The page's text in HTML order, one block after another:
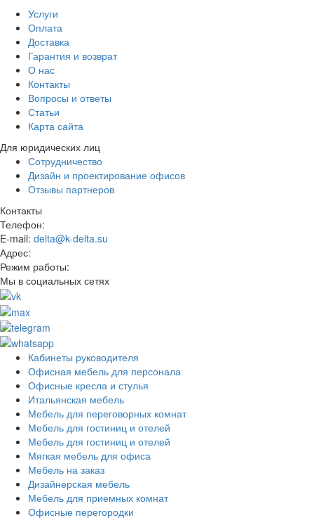
Услуги
Оплата
Доставка
Гарантия и возврат
О нас
Контакты
Вопросы и ответы
Статьи
Карта сайта
Для юридических лиц
Сотрудничество
Дизайн и проектирование офисов
Отзывы партнеров
Контакты
Телефон:
E-mail: delta@k-delta.su
Адрес:
Режим работы:
Мы в социальных сетях
Кабинеты руководителя
Офисная мебель для персонала
Офисные кресла и стулья
Итальянская мебель
Мебель для переговорных комнат
Мебель для гостиниц и отелей
Мебель для гостиниц и отелей
Мягкая мебель для офиса
Мебель на заказ
Дизайнерская мебель
Мебель для приемных комнат
Офисные перегородки